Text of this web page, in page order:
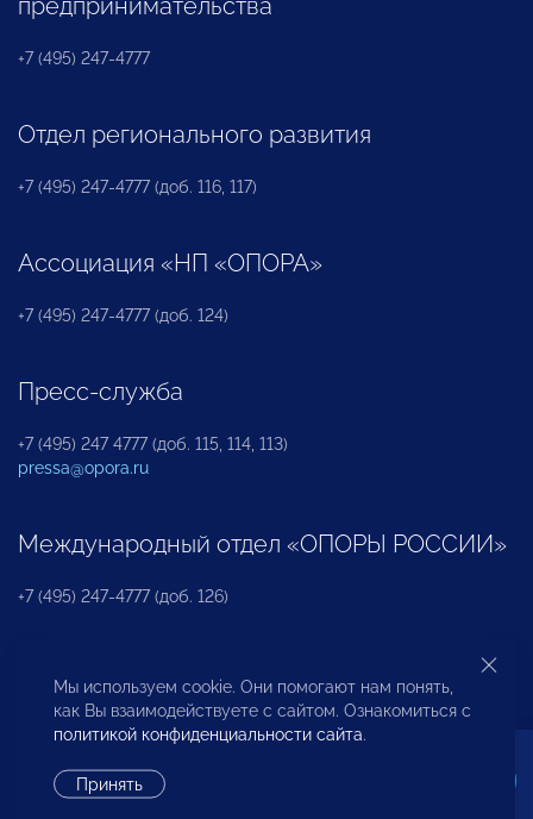
предпринимательства
+7 (495) 247-4777
Отдел регионального развития
+7 (495) 247-4777 (доб. 116, 117)
Ассоциация «НП «ОПОРА»
+7 (495) 247-4777 (доб. 124)
Пресс-служба
+7 (495) 247 4777 (доб. 115, 114, 113)
pressa@opora.ru
Международный отдел «ОПОРЫ РОССИИ»
+7 (495) 247-4777 (доб. 126)
Бюро по защите прав предпринимателей и
инвесторов
Мы используем cookie. Они помогают нам понять,
как Вы взаимодействуете с сайтом. Ознакомиться с
политикой конфиденциальности сайта.
Принять